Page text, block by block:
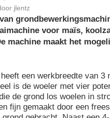
jlentz
voor maïs,
machine maakt het
een werkbreedte van 3
is de woeler met vier
de grond los woelen in
fijn gemaakt door een